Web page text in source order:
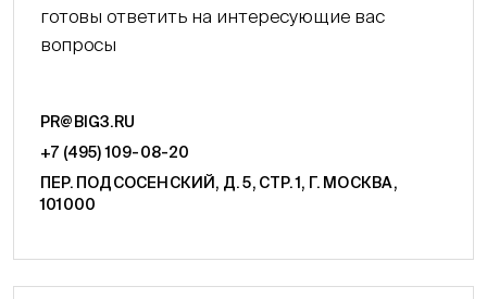
готовы ответить на интересующие вас
вопросы
PR@BIG3.RU
+7 (495) 109-08-20
ПЕР. ПОДСОСЕНСКИЙ, Д. 5, СТР. 1, Г. МОСКВА,
101000